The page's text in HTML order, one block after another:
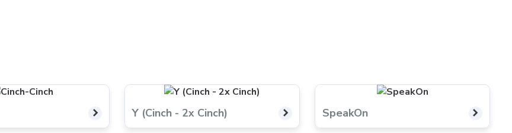
Y (Cinch - 2x Cinch) SpeakOn